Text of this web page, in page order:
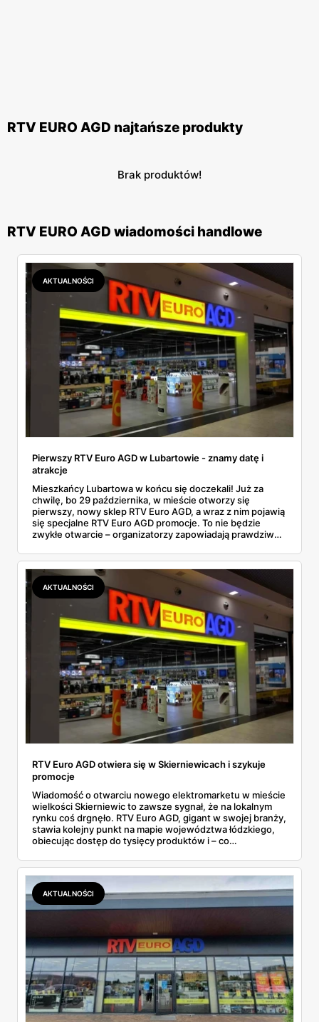
RTV EURO AGD najtańsze produkty
Brak produktów!
RTV EURO AGD wiadomości handlowe
AKTUALNOŚCI
Pierwszy RTV Euro AGD w Lubartowie - znamy datę i
atrakcje
Mieszkańcy Lubartowa w końcu się doczekali! Już za
chwilę, bo 29 października, w mieście otworzy się
pierwszy, nowy sklep RTV Euro AGD, a wraz z nim pojawią
się specjalne RTV Euro AGD promocje. To nie będzie
zwykłe otwarcie – organizatorzy zapowiadają prawdziwe
górę atrakcyjnych ofert. Jeśli planujesz zakupy elektroniki
lub AGD, lepiej wstrzymaj się jeszcze przez chwilę i
sprawdź, co sieć przygotowała na ten wyjątkowy dzień.
AKTUALNOŚCI
RTV Euro AGD otwiera się w Skierniewicach i szykuje
promocje
Wiadomość o otwarciu nowego elektromarketu w mieście
wielkości Skierniewic to zawsze sygnał, że na lokalnym
rynku coś drgnęło. RTV Euro AGD, gigant w swojej branży,
stawia kolejny punkt na mapie województwa łódzkiego,
obiecując dostęp do tysięcy produktów i – co
Tylko czy za fasadą wielkiego otwarcia, z gościem z
telewizyjnego show i darmową kawą, kryje się coś więcej
niż tylko standardowa marketingowa otoczka, która ma
przyciągnąć tłumy pierwszego dnia? Postanowiliśmy
przyjrzeć się szczegółom i sprawdzić, czy nowy sklep w
AKTUALNOŚCI